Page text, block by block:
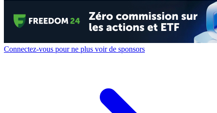
Connectez-vous pour ne plus voir de sponsors